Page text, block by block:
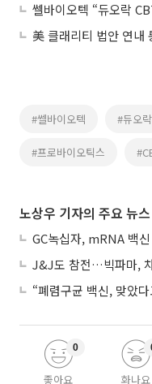
#쎌바이오텍 #듀오락
#프로바이오틱스
노상우 기자의 주요 뉴스
GC녹십자, mRNA 백
좋아요
0
화나요